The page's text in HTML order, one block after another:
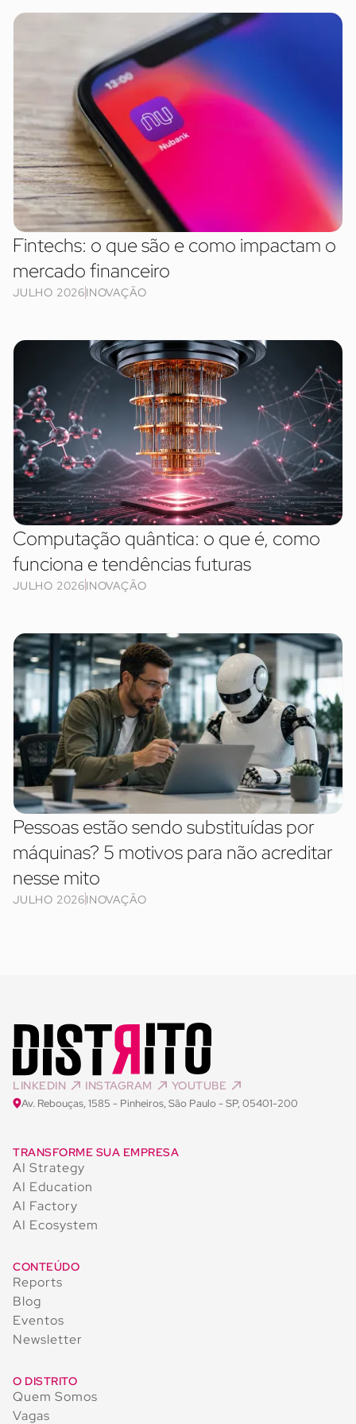
Fintechs: o que são e como impactam o
mercado financeiro
JULHO 2026INOVAÇÃO
Computação quântica: o que é, como
funciona e tendências futuras
JULHO 2026INOVAÇÃO
Pessoas estão sendo substituídas por
máquinas? 5 motivos para não acreditar
nesse mito
JULHO 2026INOVAÇÃO
LINKEDIN INSTAGRAM YOUTUBE
Av. Rebouças, 1585 - Pinheiros, São Paulo - SP, 05401-200
TRANSFORME SUA EMPRESA
AI Strategy
AI Education
AI Factory
AI Ecosystem
CONTEÚDO
Reports
Blog
Eventos
Newsletter
O DISTRITO
Quem Somos
Vagas